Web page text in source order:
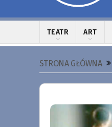
TEATR ART
STRONA GŁÓWNA